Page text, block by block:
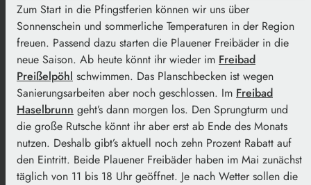
Zum Start in die Pfingstferien können wir uns über
Sonnenschein und sommerliche Temperaturen in der Region
freuen. Passend dazu starten die Plauener Freibäder in die
neue Saison. Ab heute könnt ihr wieder im Freibad
Preißelpöhl schwimmen. Das Planschbecken ist wegen
Sanierungsarbeiten aber noch geschlossen. Im Freibad
Haselbrunn geht’s dann morgen los. Den Sprungturm und
die große Rutsche könnt ihr aber erst ab Ende des Monats
nutzen. Deshalb gibt’s aktuell noch zehn Prozent Rabatt auf
den Eintritt. Beide Plauener Freibäder haben im Mai zunächst
täglich von 11 bis 18 Uhr geöffnet. Je nach Wetter sollen die